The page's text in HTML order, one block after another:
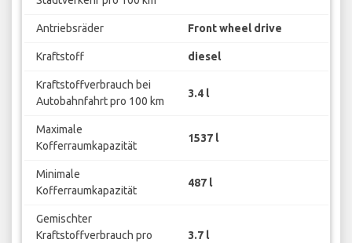
Antriebsräder Front wheel drive
Kraftstoff diesel
Kraftstoffverbrauch bei
Autobahnfahrt pro 100 km
3.4 l
Maximale
Kofferraumkapazität
1537 l
Minimale
Kofferraumkapazität
487 l
Gemischter
Kraftstoffverbrauch pro
3.7 l